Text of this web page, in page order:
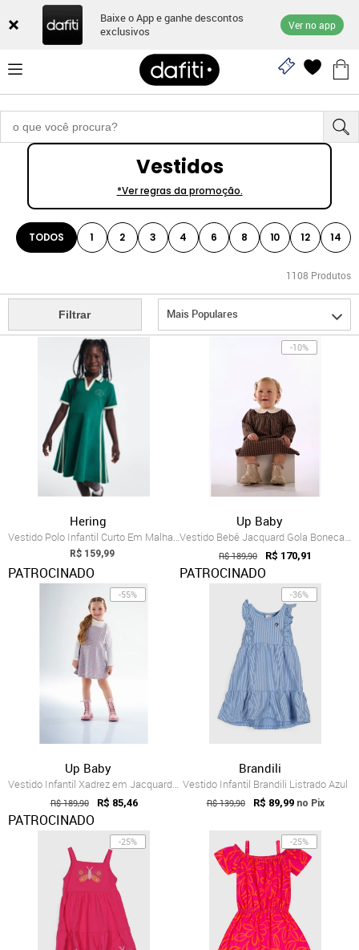
Baixe o App e ganhe descontos
exclusivos
Ver no app
Vestidos
*Ver regras da promoção.
TODOS 1 2 3 4 6 8 10 12 14
1108 Produtos
Filtrar Mais Populares
Hering
Vestido Polo Infantil Curto Em Malha Dro...
R$ 159,99
PATROCINADO
-10%
Up Baby
Vestido Bebê Jacquard Gola Boneca Up Baby Preto
R$ 189,90 R$ 170,91
PATROCINADO
-55%
Up Baby
Vestido Infantil Xadrez em Jacquard e Bl...
R$ 189,90 R$ 85,46
PATROCINADO
-36%
Brandili
Vestido Infantil Brandili Listrado Azul
R$ 139,90 R$ 89,99 no Pix
-25% -25%